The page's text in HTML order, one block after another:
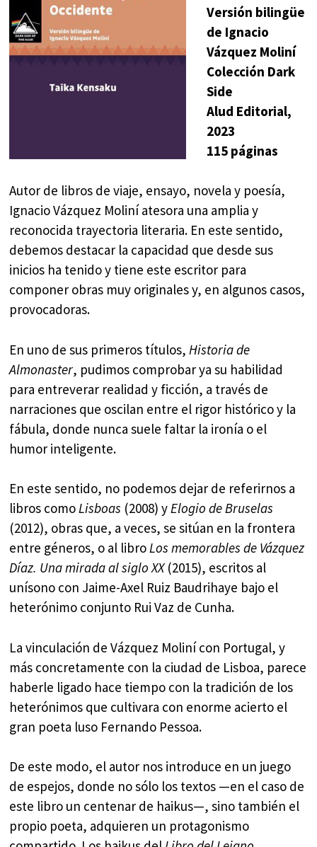
Versión bilingüe
de Ignacio
Vázquez Moliní
Colección Dark
Side
Alud Editorial,
2023
115 páginas
Autor de libros de viaje, ensayo, novela y poesía,
Ignacio Vázquez Moliní atesora una amplia y
reconocida trayectoria literaria. En este sentido,
debemos destacar la capacidad que desde sus
inicios ha tenido y tiene este escritor para
componer obras muy originales y, en algunos casos,
provocadoras.
En uno de sus primeros títulos,Historia de
Almonaster, pudimos comprobar ya su habilidad
para entreverar realidad y ficción, a través de
narraciones que oscilan entre el rigor histórico y la
fábula, donde nunca suele faltar la ironía o el
humor inteligente.
En este sentido, no podemos dejar de referirnos a
libros comoLisboas (2008) yElogio de Bruselas
(2012), obras que, a veces, se sitúan en la frontera
entre géneros, o al libroLos memorables de Vázquez
Díaz. Una mirada al siglo XX(2015), escritos al
unísono con Jaime-Axel Ruiz Baudrihaye bajo el
heterónimo conjunto Rui Vaz de Cunha.
La vinculación de Vázquez Moliní con Portugal, y
más concretamente con la ciudad de Lisboa, parece
haberle ligado hace tiempo con la tradición de los
heterónimos que cultivara con enorme acierto el
gran poeta luso Fernando Pessoa.
De este modo, el autor nos introduce en un juego
de espejos, donde no sólo los textos —en el caso de
este libro un centenar de haikus—, sino también el
propio poeta, adquieren un protagonismo